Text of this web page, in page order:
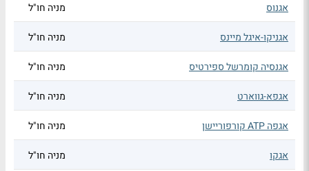
אגנוס מניה חו"ל
אגניקו-איגל מיינס מניה חו"ל
אגנסיה קומרשל ספירטיס מניה חו"ל
אגפא-גווארט מניה חו"ל
אגפה ATP קורפוריישן מניה חו"ל
אגקו מניה חו"ל